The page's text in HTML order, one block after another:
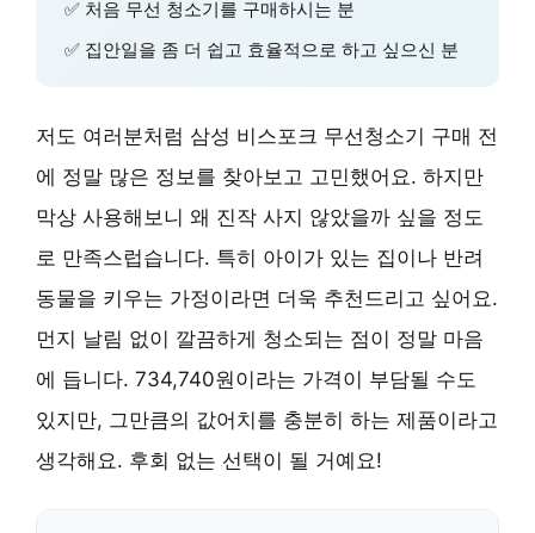
✅ 처음 무선 청소기를 구매하시는 분
✅ 집안일을 좀 더 쉽고 효율적으로 하고 싶으신 분
저도 여러분처럼 삼성 비스포크 무선청소기 구매 전
에 정말 많은 정보를 찾아보고 고민했어요. 하지만
막상 사용해보니 왜 진작 사지 않았을까 싶을 정도
로 만족스럽습니다. 특히 아이가 있는 집이나 반려
동물을 키우는 가정이라면 더욱 추천드리고 싶어요.
먼지 날림 없이 깔끔하게 청소되는 점이 정말 마음
에 듭니다. 734,740원이라는 가격이 부담될 수도
있지만, 그만큼의 값어치를 충분히 하는 제품이라고
생각해요. 후회 없는 선택이 될 거예요!